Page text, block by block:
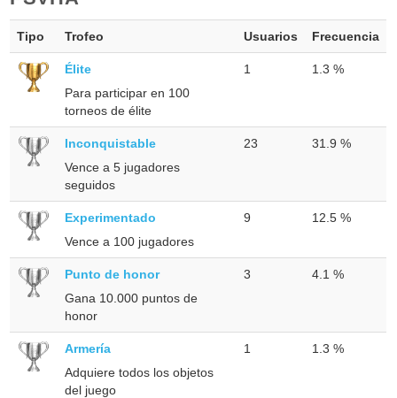
Tipo Trofeo Usuarios Frecuencia
Élite
Para participar en 100
torneos de élite
1 1.3 %
Inconquistable
Vence a 5 jugadores
seguidos
23 31.9 %
Experimentado
Vence a 100 jugadores
9 12.5 %
Punto de honor
Gana 10.000 puntos de
honor
3 4.1 %
Armería
Adquiere todos los objetos
del juego
1 1.3 %